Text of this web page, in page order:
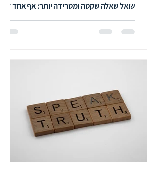
שואל שאלה שקטה ומטרידה יותר: אף אחד לא
נולד מומחה – והדרך למומחיות עברה תמיד
דרך "עבודת הזוטרים" שה-AI בולע לנו עכשיו.